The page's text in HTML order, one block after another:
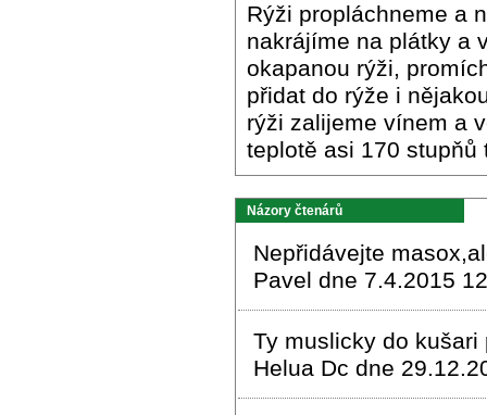
Rýži propláchneme a
nakrájíme na plátky a
okapanou rýži,
přidat do rýže i
rýži zalijeme vínem a
teplotě asi 170
Názory čtenárů
Nepřidávejte
Pavel dne 7.4.2015
Ty muslicky do kušari
Helua Dc dne